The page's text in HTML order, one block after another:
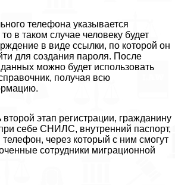
телефона указывается
в таком случае человеку будет
в виде ссылки, по которой он
для создания пароля. После
можно будет использовать
получая всю
этап регистрации, гражданину
себе СНИЛС, внутренний паспорт,
через который с ним смогут
сотрудники миграционной